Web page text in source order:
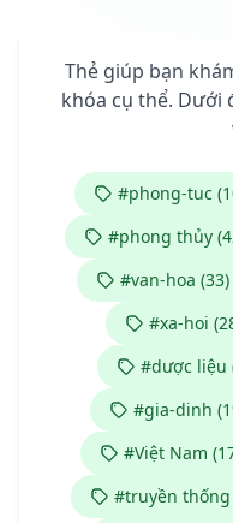
Thẻ giúp bạn
khóa cụ thể. Dưới
#phong-tuc
#phong thủy
#van-hoa (33)
#xa-hoi
#dược liệu
#gia-dinh
#Việt Nam
#truyền thống